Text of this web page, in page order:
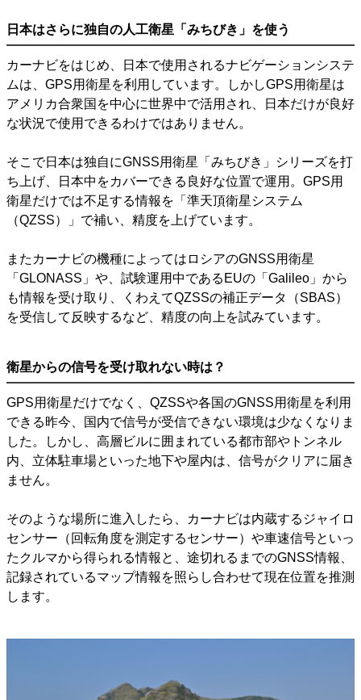
日本はさらに独自の人工衛星「みちびき」を使う
カーナビをはじめ、日本で使用されるナビゲーションシステ
ムは、GPS用衛星を利用しています。しかしGPS用衛星は
アメリカ合衆国を中心に世界中で活用され、日本だけが良好
な状況で使用できるわけではありません。
そこで日本は独自にGNSS用衛星「みちびき」シリーズを打
ち上げ、日本中をカバーできる良好な位置で運用。GPS用
衛星だけでは不足する情報を「準天頂衛星システム
（QZSS）」で補い、精度を上げています。
またカーナビの機種によってはロシアのGNSS用衛星
「GLONASS」や、試験運用中であるEUの「Galileo」から
も情報を受け取り、くわえてQZSSの補正データ（SBAS）
を受信して反映するなど、精度の向上を試みています。
衛星からの信号を受け取れない時は？
GPS用衛星だけでなく、QZSSや各国のGNSS用衛星を利用
できる昨今、国内で信号が受信できない環境は少なくなりま
した。しかし、高層ビルに囲まれている都市部やトンネル
内、立体駐車場といった地下や屋内は、信号がクリアに届き
ません。
そのような場所に進入したら、カーナビは内蔵するジャイロ
センサー（回転角度を測定するセンサー）や車速信号といっ
たクルマから得られる情報と、途切れるまでのGNSS情報、
記録されているマップ情報を照らし合わせて現在位置を推測
します。